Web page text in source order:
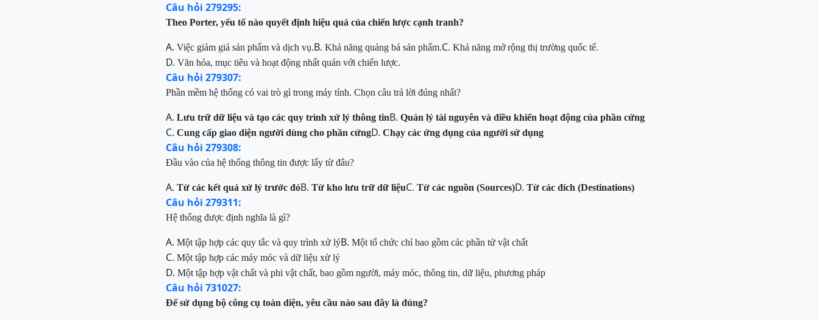
Câu hỏi 279295:
Theo Porter, yếu tố nào quyết định hiệu quả của chiến lược cạnh tranh?
A. Việc giảm giá sản phẩm và dịch vụ.B. Khả năng quảng bá sản phẩm.C. Khả năng mở rộng thị trường quốc tế.
D. Văn hóa, mục tiêu và hoạt động nhất quán với chiến lược.
Câu hỏi 279307:
Phần mềm hệ thống có vai trò gì trong máy tính. Chọn câu trả lời đúng nhất?
A. Lưu trữ dữ liệu và tạo các quy trình xử lý thông tinB. Quản lý tài nguyên và điều khiển hoạt động của phần cứng
C. Cung cấp giao diện người dùng cho phần cứngD. Chạy các ứng dụng của người sử dụng
Câu hỏi 279308:
Đầu vào của hệ thống thông tin được lấy từ đâu?
A. Từ các kết quả xử lý trước đóB. Từ kho lưu trữ dữ liệuC. Từ các nguồn (Sources)D. Từ các đích (Destinations)
Câu hỏi 279311:
Hệ thống được định nghĩa là gì?
A. Một tập hợp các quy tắc và quy trình xử lýB. Một tổ chức chỉ bao gồm các phần tử vật chất
C. Một tập hợp các máy móc và dữ liệu xử lý
D. Một tập hợp vật chất và phi vật chất, bao gồm người, máy móc, thông tin, dữ liệu, phương pháp
Câu hỏi 731027:
Để sử dụng bộ công cụ toàn diện, yêu cầu nào sau đây là đúng?